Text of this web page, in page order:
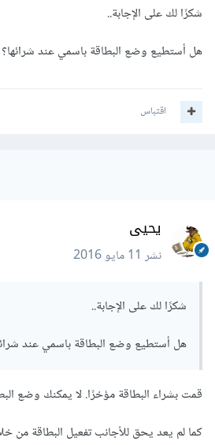
شكرًا لك على الإجابة..
هل أستطيع وضع البطاقة باسمي عند شرائها؟
اقتباس
يحيى
نشر11 مايو 2016
شكرًا لك على الإجابة..
هل أستطيع وضع البطاقة باسمي عند
قمت بشراء البطاقة مؤخرًا. لا يمكنك وضع
كما لم يعد يحق للأجانب تفعيل البطاقة من